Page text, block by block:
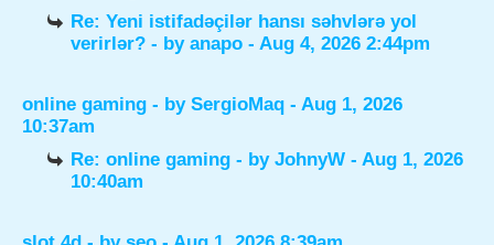
Re: Yeni istifadəçilər hansı səhvlərə yol
verirlər? - byanapo - Aug 4, 2026 2:44pm
online gaming - by SergioMaq - Aug 1, 2026
10:37am
Re: online gaming - byJohnyW - Aug 1, 2026
10:40am